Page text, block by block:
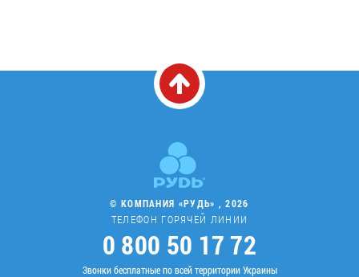
© КОМПАНИЯ «РУДЬ» , 2026
ТЕЛЕФОН ГОРЯЧЕЙ ЛИНИИ
0 800 50 17 72
Звонки бесплатные по всей территории Украины